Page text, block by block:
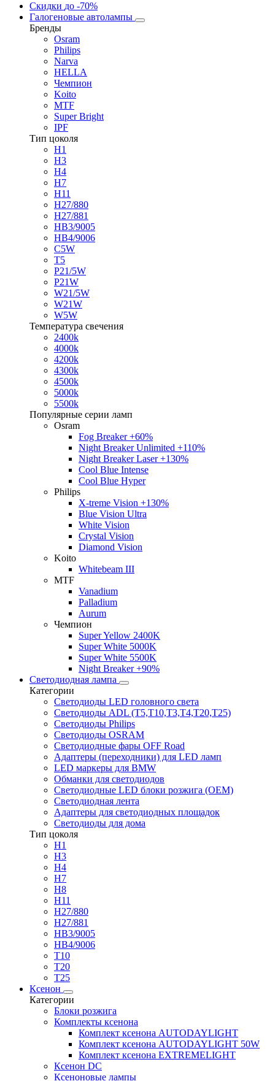
Скидки до -70%
Галогеновые автолампы
Бренды
Osram
Philips
Narva
HELLA
Чемпион
Koito
MTF
Super Bright
IPF
Тип цоколя
H1
H3
H4
H7
H11
H27/880
H27/881
HB3/9005
HB4/9006
C5W
T5
P21/5W
P21W
W21/5W
W21W
W5W
Температура свечения
2400k
4000k
4200k
4300k
4500k
5000k
5500k
Популярные серии ламп
Osram
Fog Breaker +60%
Night Breaker Unlimited +110%
Night Breaker Laser +130%
Cool Blue Intense
Cool Blue Hyper
Philips
X-treme Vision +130%
Blue Vision Ultra
White Vision
Crystal Vision
Diamond Vision
Koito
Whitebeam III
MTF
Vanadium
Palladium
Aurum
Чемпион
Super Yellow 2400K
Super White 5000K
Super White 5500K
Night Breaker +90%
Светодиодная лампа
Категории
Светодиоды LED головного света
Светодиоды ADL (T5,T10,T3,T4,T20,T25)
Светодиоды Philips
Светодиоды OSRAM
Светодиодные фары OFF Road
Адаптеры (переходники) для LED ламп
LED маркеры для BMW
Обманки для светодиодов
Светодиодные LED блоки розжига (OEM)
Светодиодная лента
Адаптеры для светодиодных площадок
Светодиоды для дома
Тип цоколя
H1
H3
H4
H7
H8
H11
H27/880
H27/881
HB3/9005
HB4/9006
T10
T20
T25
Ксенон
Категории
Блоки розжига
Комплекты ксенона
Комплект ксенона AUTODAYLIGHT
Комплект ксенона AUTODAYLIGHT 50W
Комплект ксенона EXTREMELIGHT
Ксенон DC
Ксеноновые лампы